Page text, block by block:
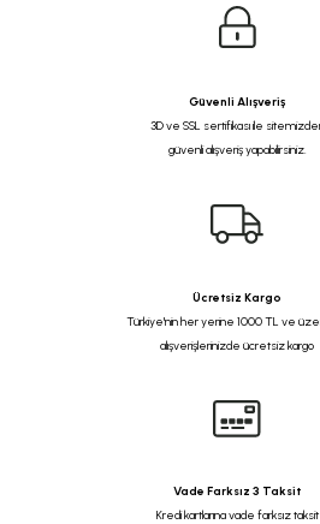
Güvenli Alışveriş
3D ve SSL sertifikası ile
güvenli alışveriş yapabilirsiniz.
Ücretsiz Kargo
Türkiye'nin her yerine 1000 TL ve
alışverişlerinizde ücretsiz kargo
Vade Farksız 3 Taksit
Kredi kartlarına vade farksız taksit